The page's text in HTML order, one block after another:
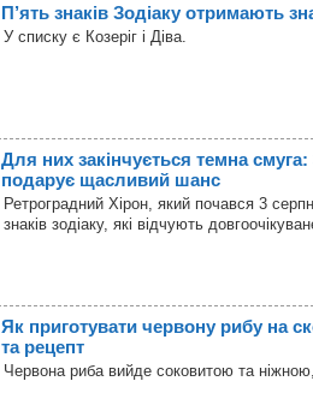
П’ять знаків Зодіаку отримають
У списку є Козеріг і Діва.
Для них закінчується темна
подарує щасливий шанс
Ретроградний Хірон, який почався 3
знаків зодіаку, які відчують
Як приготувати червону рибу на
та рецепт
Червона риба вийде соковитою та